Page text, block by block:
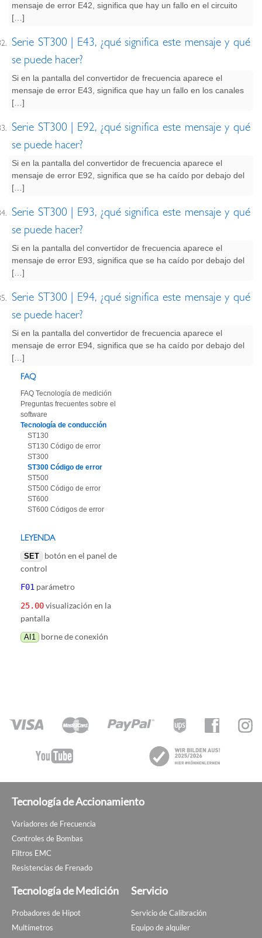
mensaje de error E42, significa que hay un fallo en el circuito
[…]
Serie ST300 | E43, ¿qué significa este mensaje y qué
se puede hacer?
Si en la pantalla del convertidor de frecuencia aparece el
mensaje de error E43, significa que hay un fallo en los canales
[…]
Serie ST300 | E92, ¿qué significa este mensaje y qué
se puede hacer?
Si en la pantalla del convertidor de frecuencia aparece el
mensaje de error E92, significa que se ha caído por debajo del
[…]
Serie ST300 | E93, ¿qué significa este mensaje y qué
se puede hacer?
Si en la pantalla del convertidor de frecuencia aparece el
mensaje de error E93, significa que se ha caído por debajo del
[…]
Serie ST300 | E94, ¿qué significa este mensaje y qué
se puede hacer?
Si en la pantalla del convertidor de frecuencia aparece el
mensaje de error E94, significa que se ha caído por debajo del
[…]
FAQ
FAQ Tecnología de medición
Preguntas frecuentes sobre el
software
Tecnología de conducción
ST130
ST130 Código de error
ST300
ST300 Código de error
ST500
ST500 Código de error
ST600
ST600 Códigos de error
LEYENDA
SET
botón en el panel de
control
F01 parámetro
25.00visualización en la
pantalla
AI1 borne de conexión
Tecnología de Accionamiento
Variadores de Frecuencia
Controles de Bombas
Filtros EMC
Resistencias de Frenado
Tecnología de Medición
Probadores de Hipot
Multímetros
Servicio
Servicio de Calibración
Equipo de alquiler